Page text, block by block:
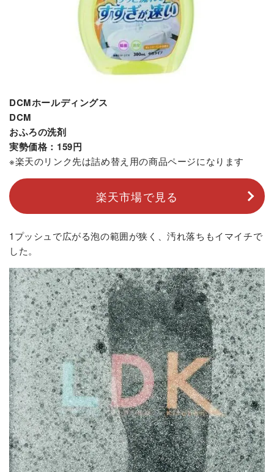
DCMホールディングス
DCM
おふろの洗剤
実勢価格：159円
※楽天のリンク先は詰め替え用の商品ページになります
楽天市場で見る
1プッシュで広がる泡の範囲が狭く、汚れ落ちもイマイチで
した。